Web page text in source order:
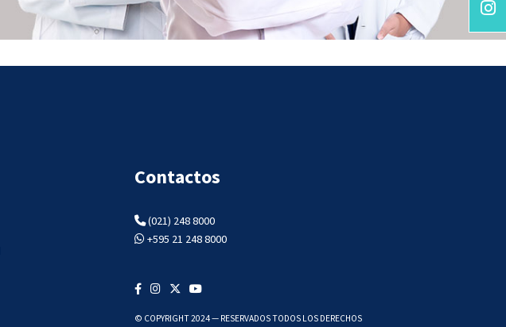
Contactos
(021) 248 8000
+595 21 248 8000
© COPYRIGHT 2024 — RESERVADOS TODOS LOS DERECHOS